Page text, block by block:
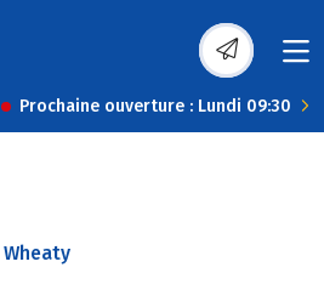
Prochaine ouverture : Lundi 09:30